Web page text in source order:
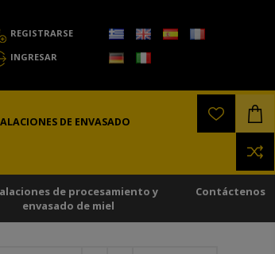
REGISTRARSE
INGRESAR
DE ENVASADO
de procesamiento y
envasado de miel
Contáctenos